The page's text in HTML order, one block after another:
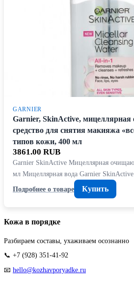
GARNIER
Garnier, SkinActive,
средство для снятия макияжа
типов кожи, 400 мл
3861.00 RUB
Garnier SkinActive Мицеллярная
мл Мицеллярная вода Garnier
Подробнее о товаре
Купить
Кожа в порядке
Разбираем составы, ухаживаем осознанно
📞 +7 (928) 351-41-92
📧 hello@kozhavporyadke.ru